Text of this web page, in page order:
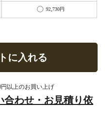
92,730円
に入れる
円以上のお買い上げ
合わせ・お見積り依